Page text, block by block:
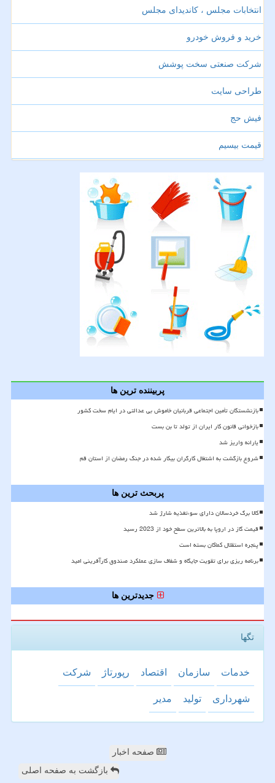
انتخابات مجلس ، کاندیدای مجلس
خرید و فروش خودرو
شرکت صنعتی سخت پوشش
طراحی سایت
فیش حج
قیمت بیسیم
پربیننده ترین ها
بازنشستگان تأمین اجتماعی قربانیان خاموش بی عدالتی در ایام سخت کشور
بازخوانی قانون کار ایران از تولد تا بن بست
یارانه واریز شد
شروع بازگشت به اشتغال کارگران بیکار شده در جنگ رمضان از استان قم
پربحث ترین ها
کالا برگ خردسالان دارای سوءتغذیه شارژ شد
قیمت گاز در اروپا به بالاترین سطح خود از 2023 رسید
پنجره استقلال کماکان بسته است
برنامه ریزی برای تقویت جایگاه و شفاف سازی عملکرد صندوق کارآفرینی امید
جدیدترین ها
تگها
خدمات سازمان اقتصاد رپورتاژ شركت
شهرداری تولید مدیر
صفحه اخبار
بازگشت به صفحه اصلی